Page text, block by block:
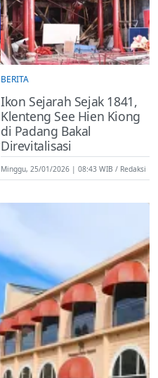
BERITA
Ikon Sejarah Sejak 1841,
Klenteng See Hien Kiong
di Padang Bakal
Direvitalisasi
Minggu, 25/01/2026 | 08:43 WIB Redaksi